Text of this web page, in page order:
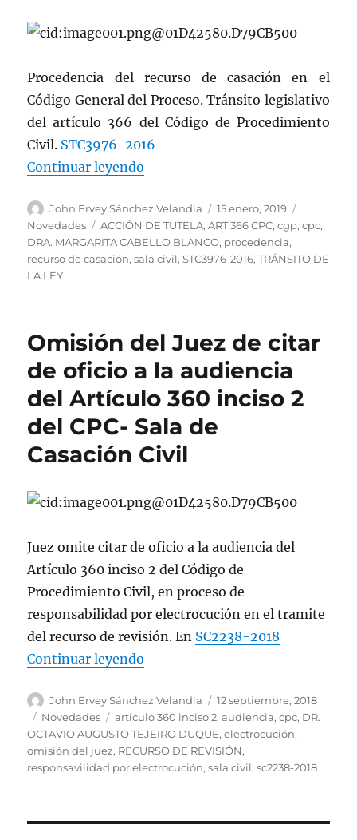
Procedencia del recurso de casación en el
Código General del Proceso. Tránsito legislativo
del artículo 366 del Código de Procedimiento
Civil. STC3976-2016
Continuar leyendo
Autor
John Ervey Sánchez Velandia
Publicado
el
15 enero, 2019
Novedades
Etiquetas
ACCIÓN DE TUTELA,ART 366 CPC,cgp,cpc,
DRA. MARGARITA CABELLO BLANCO, procedencia,
recurso de casación,sala civil,STC3976-2016,TRÁNSITO DE
LA LEY
Omisión del Juez de citar
de oficio a la audiencia
del Artículo 360 inciso 2
del CPC- Sala de
Casación Civil
Juez omite citar de oficio a la audiencia del
Artículo 360 inciso 2 del Código de
Procedimiento Civil, en proceso de
responsabilidad por electrocución en el tramite
del recurso de revisión. En SC2238-2018
Continuar leyendo
Autor
John Ervey Sánchez Velandia
Publicado
el
12 septiembre, 2018
Categorías
Novedades Etiquetas
artículo 360 inciso 2,audiencia,cpc, DR.
OCTAVIO AUGUSTO TEJEIRO DUQUE,electrocución,
omisión del juez, RECURSO DE REVISIÓN,
responsavilidad por electrocución,sala civil,sc2238-2018